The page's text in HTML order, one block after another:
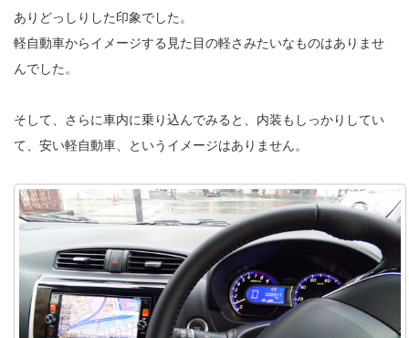
ありどっしりした印象でした。
軽自動車からイメージする見た目の軽さみたいなものはありませ
んでした。
そして、さらに車内に乗り込んでみると、内装もしっかりしてい
て、安い軽自動車、というイメージはありません。